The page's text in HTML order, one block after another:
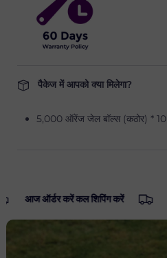
पैकेज में आपको क्या मिलेगा?
5,000 ऑरेंज जेल बॉल्स (कठोर) * 10
आज ऑर्डर करें कल शिपिंग करें